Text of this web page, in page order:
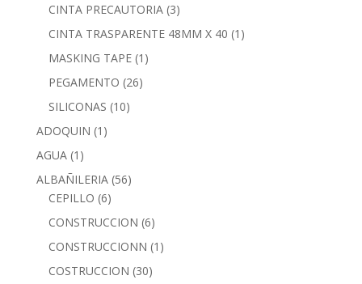
CINTA PRECAUTORIA (3)
CINTA TRASPARENTE 48MM X 40 (1)
MASKING TAPE (1)
PEGAMENTO (26)
SILICONAS (10)
ADOQUIN (1)
AGUA (1)
ALBAÑILERIA (56)
CEPILLO (6)
CONSTRUCCION (6)
CONSTRUCCIONN (1)
COSTRUCCION (30)